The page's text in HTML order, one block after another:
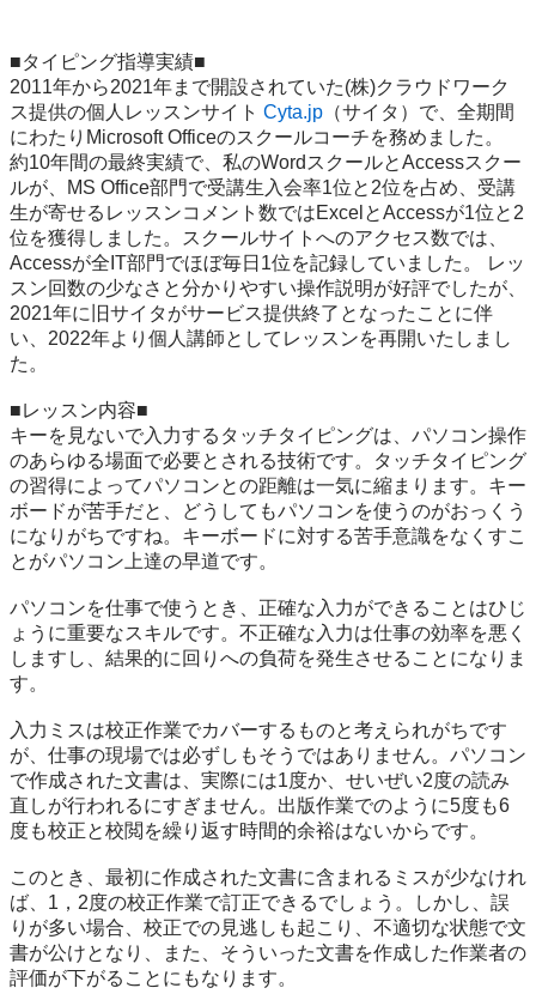
■タイピング指導実績■
2011年から2021年まで開設されていた(株)クラウドワーク
ス提供の個人レッスンサイト Cyta.jp （サイタ）で、全期間
にわたりMicrosoft Officeのスクールコーチを務めました。
約10年間の最終実績で、私のWordスクールとAccessスクー
ルが、MS Office部門で受講生入会率1位と2位を占め、受講
生が寄せるレッスンコメント数ではExcelとAccessが1位と2
位を獲得しました。スクールサイトへのアクセス数では、
Accessが全IT部門でほぼ毎日1位を記録していました。 レッ
スン回数の少なさと分かりやすい操作説明が好評でしたが、
2021年に旧サイタがサービス提供終了となったことに伴
い、2022年より個人講師としてレッスンを再開いたしまし
た。
■レッスン内容■
キーを見ないで入力するタッチタイピングは、パソコン操作
のあらゆる場面で必要とされる技術です。タッチタイピング
の習得によってパソコンとの距離は一気に縮まります。キー
ボードが苦手だと、どうしてもパソコンを使うのがおっくう
になりがちですね。キーボードに対する苦手意識をなくすこ
とがパソコン上達の早道です。
パソコンを仕事で使うとき、正確な入力ができることはひじ
ょうに重要なスキルです。不正確な入力は仕事の効率を悪く
しますし、結果的に回りへの負荷を発生させることになりま
す。
入力ミスは校正作業でカバーするものと考えられがちです
が、仕事の現場では必ずしもそうではありません。パソコン
で作成された文書は、実際には1度か、せいぜい2度の読み
直しが行われるにすぎません。出版作業でのように5度も6
度も校正と校閲を繰り返す時間的余裕はないからです。
このとき、最初に作成された文書に含まれるミスが少なけれ
ば、1，2度の校正作業で訂正できるでしょう。しかし、誤
りが多い場合、校正での見逃しも起こり、不適切な状態で文
書が公けとなり、また、そういった文書を作成した作業者の
評価が下がることにもなります。